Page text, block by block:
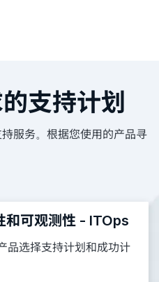
支持计划
服务。根据您使用的产品寻
和可观测性 - ITOps
品选择支持计划和成功计